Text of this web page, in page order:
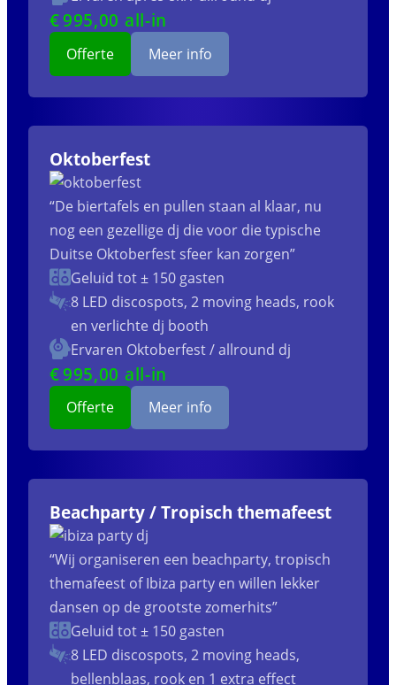
€995,00 all-in
Offerte Meer info
Oktoberfest
“De biertafels en pullen staan al klaar, nu
nog een gezellige dj die voor die typische
Duitse Oktoberfest sfeer kan zorgen”
Geluid tot ± 150 gasten
8 LED discospots, 2 moving heads, rook
en verlichte dj booth
Ervaren Oktoberfest / allround dj
€995,00 all-in
Offerte Meer info
Beachparty / Tropisch themafeest
“Wij organiseren een beachparty, tropisch
themafeest of Ibiza party en willen lekker
dansen op de grootste zomerhits”
Geluid tot ± 150 gasten
8 LED discospots, 2 moving heads,
bellenblaas, rook en 1 extra effect